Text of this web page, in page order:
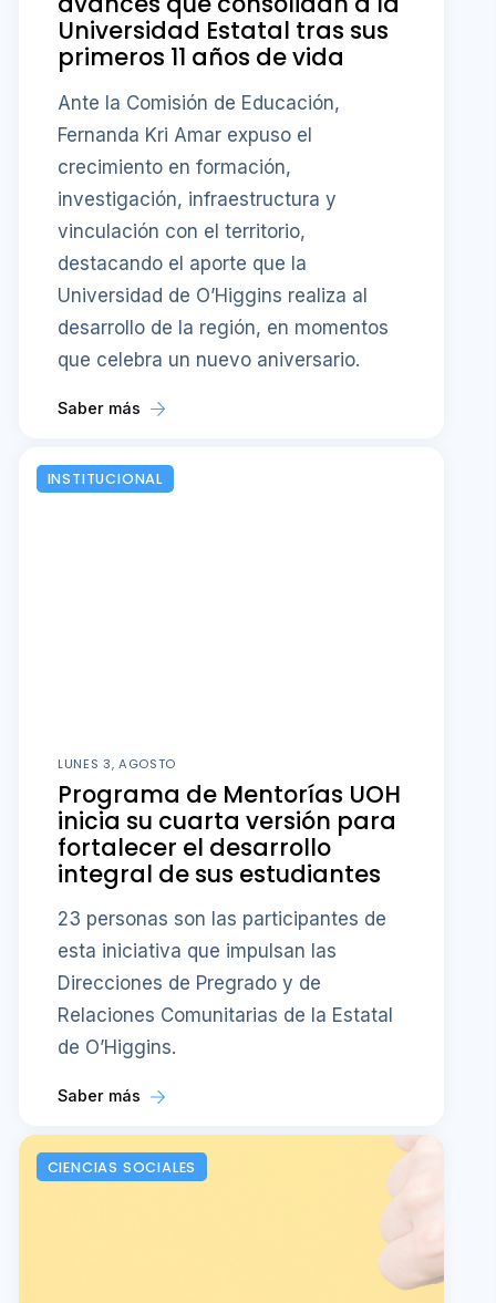
Universidad Estatal tras sus
primeros 11 años de vida
Ante la Comisión de Educación,
Fernanda Kri Amar expuso el
crecimiento en formación,
investigación, infraestructura y
vinculación con el territorio,
destacando el aporte que la
Universidad de O’Higgins realiza al
desarrollo de la región, en momentos
que celebra un nuevo aniversario.
Saber más
INSTITUCIONAL
LUNES 3, AGOSTO
Programa de Mentorías UOH
inicia su cuarta versión para
fortalecer el desarrollo
integral de sus estudiantes
23 personas son las participantes de
esta iniciativa que impulsan las
Direcciones de Pregrado y de
Relaciones Comunitarias de la Estatal
de O’Higgins.
Saber más
CIENCIAS SOCIALES